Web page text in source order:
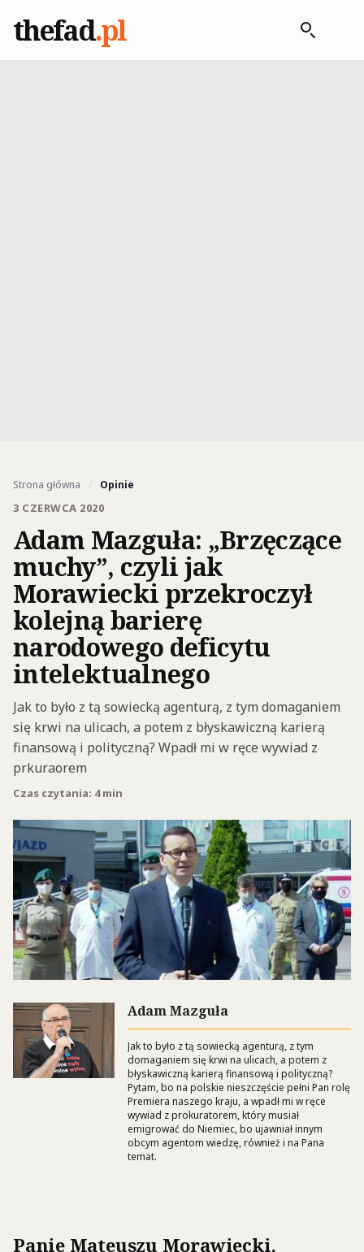
thefad.pl
Strona główna / Opinie
3 CZERWCA 2020
Adam Mazguła: „Brzęczące
muchy”, czyli jak
Morawiecki przekroczył
kolejną barierę
narodowego deficytu
intelektualnego
Jak to było z tą sowiecką agenturą, z tym domaganiem
się krwi na ulicach, a potem z błyskawiczną karierą
finansową i polityczną? Wpadł mi w ręce wywiad z
prkuraorem
Czas czytania: 4 min
Adam Mazguła
Jak to było z tą sowiecką agenturą, z tym
domaganiem się krwi na ulicach, a potem z
błyskawiczną karierą finansową i polityczną?
Pytam, bo na polskie nieszczęście pełni Pan rolę
Premiera naszego kraju, a wpadł mi w ręce
wywiad z prokuratorem, który musiał
emigrować do Niemiec, bo ujawniał innym
obcym agentom wiedzę, również i na Pana
temat.
Panie Mateuszu Morawiecki,